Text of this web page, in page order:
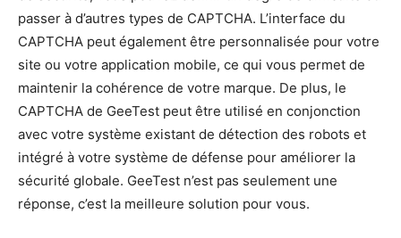
passer à d’autres types de CAPTCHA. L’interface du
CAPTCHA peut également être personnalisée pour votre
site ou votre application mobile, ce qui vous permet de
maintenir la cohérence de votre marque. De plus, le
CAPTCHA de GeeTest peut être utilisé en conjonction
avec votre système existant de détection des robots et
intégré à votre système de défense pour améliorer la
sécurité globale. GeeTest n’est pas seulement une
réponse, c’est la meilleure solution pour vous.